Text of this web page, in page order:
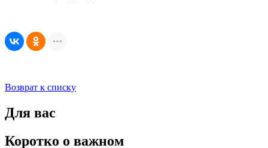
Возврат к списку
Для вас
Коротко о важном